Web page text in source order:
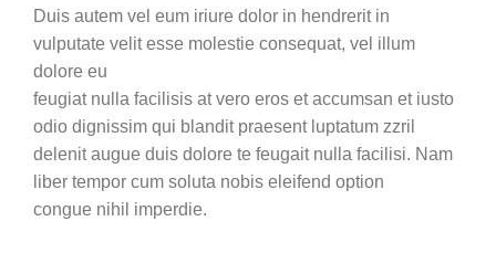
Duis autem vel eum iriure dolor in hendrerit in
vulputate velit esse molestie consequat, vel illum
dolore eu
feugiat nulla facilisis at vero eros et accumsan et iusto
odio dignissim qui blandit praesent luptatum zzril
delenit augue duis dolore te feugait nulla facilisi. Nam
liber tempor cum soluta nobis eleifend option
congue nihil imperdie.